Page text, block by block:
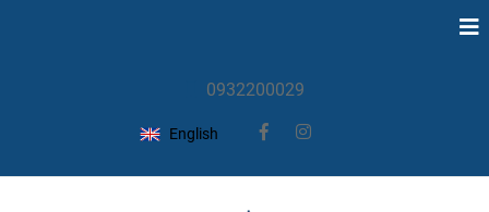
0932200029
English